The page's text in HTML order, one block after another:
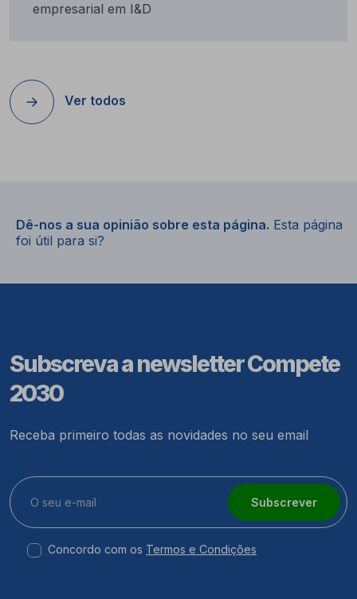
empresarial em I&D
Ver todos
Dê-nos a sua opinião sobre esta página. Esta página
foi útil para si?
Subscreva a newsletter Compete
2030
Receba primeiro todas as novidades no seu email
Subscrever
Concordo com os Termos e Condições